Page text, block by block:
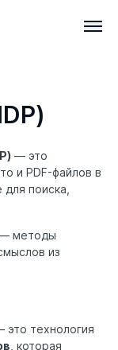
— это
и PDF-файлов в
поиска,
методы
из
это технология
, которая